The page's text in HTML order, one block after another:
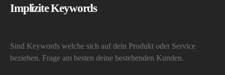
Implizite Keywords
Sind Keywords welche sich auf dein Produkt oder Service
beziehen. Frage am besten deine bestehenden Kunden.